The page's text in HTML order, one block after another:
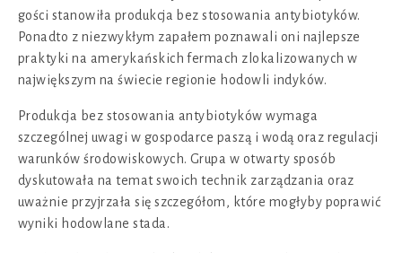
gości stanowiła produkcja bez stosowania antybiotyków.
Ponadto z niezwykłym zapałem poznawali oni najlepsze
praktyki na amerykańskich fermach zlokalizowanych w
największym na świecie regionie hodowli indyków.
Produkcja bez stosowania antybiotyków wymaga
szczególnej uwagi w gospodarce paszą i wodą oraz regulacji
warunków środowiskowych. Grupa w otwarty sposób
dyskutowała na temat swoich technik zarządzania oraz
uważnie przyjrzała się szczegółom, które mogłyby poprawić
wyniki hodowlane stada.